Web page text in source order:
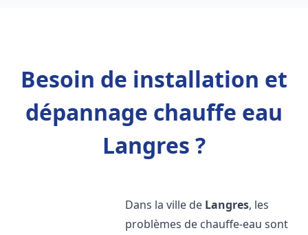
Besoin de installation et
dépannage chauffe eau
Langres ?
Dans la ville de Langres, les
problèmes de chauffe-eau sont